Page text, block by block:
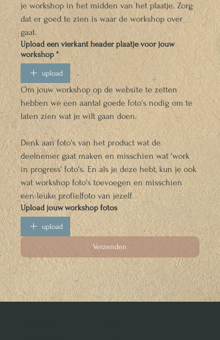
je workshop in het midden van het plaatje. Zorg
dat er goed te zien is waar de workshop over
gaat.
Upload een vierkant header plaatje voor jouw
workshop *
upload
Om jouw workshop op de website te zetten
hebben we een aantal goede foto's nodig om te
laten zien wat je wilt gaan doen.
Denk aan foto's van het product wat de
deelnemer gaat maken en misschien wat 'work
in progress' foto's. En als je deze hebt, kun je ook
wat workshop foto's toevoegen en misschien
een leuke profielfoto van jezelf.
Upload jouw workshop fotos
upload
Verzenden